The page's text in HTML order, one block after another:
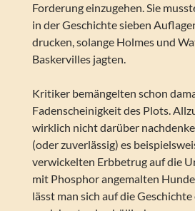
Forderung einzugehen. Sie
in der Geschichte sieben
drucken, solange Holmes und
Baskervilles jagten.
Kritiker bemängelten schon
Fadenscheinigkeit des Plots.
wirklich nicht darüber
(oder zuverlässig) es
verwickelten Erbbetrug auf die
mit Phosphor angemalten
lässt man sich auf die